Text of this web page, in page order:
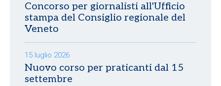
Concorso per giornalisti all'Ufficio
stampa del Consiglio regionale del
Veneto
15 luglio 2026
Nuovo corso per praticanti dal 15
settembre